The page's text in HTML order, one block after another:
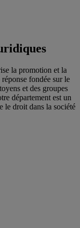
la promotion et la
fondée sur le
et des groupes
département est un
le droit dans la société